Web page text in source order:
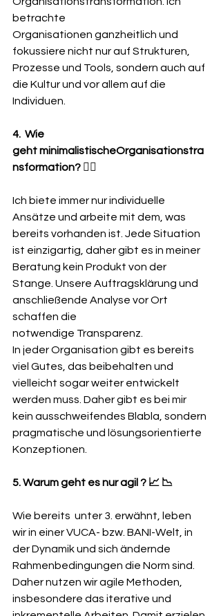
betrachte
Organisationen ganzheitlich und
fokussiere nicht nur auf Strukturen,
Prozesse und Tools, sondern auch auf
die Kultur und vor allem auf die
Individuen.
4.  Wie
geht minimalistischeOrganisationstra
nsformation?
Ich biete immer nur individuelle
Ansätze und arbeite mit dem, was
bereits vorhanden ist. Jede Situation
ist einzigartig, daher gibt es in meiner
Beratung kein Produkt von der
Stange. Unsere Auftragsklärung und
anschließende Analyse vor Ort
schaffen die
notwendige Transparenz.
In jeder Organisation gibt es bereits
viel Gutes, das beibehalten und
vielleicht sogar weiter entwickelt
werden muss. Daher gibt es bei mir
kein ausschweifendes Blabla, sondern
pragmatische und lösungsorientierte
Konzeptionen.
5. Warum geht es nur agil ? 📈 📉
Wie bereits  unter 3. erwähnt, leben
wir in einer VUCA- bzw. BANI-Welt, in
der Dynamik und sich ändernde
Rahmenbedingungen die Norm sind.
Daher nutzen wir agile Methoden,
insbesondere das iterative und